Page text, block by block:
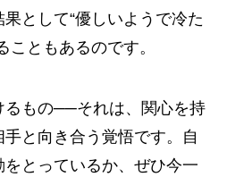
として“優しいようで冷た
こともあるのです。
るもの──それは、関心を持
と向き合う覚悟です。自
とっているか、ぜひ今一